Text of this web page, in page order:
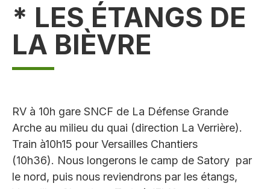
* LES ÉTANGS DE
LA BIÈVRE
RV à 10h gare SNCF de La Défense Grande
Arche au milieu du quai (direction La Verrière).
Train à10h15 pour Versailles Chantiers
(10h36). Nous longerons le camp de Satory par
le nord, puis nous reviendrons par les étangs,